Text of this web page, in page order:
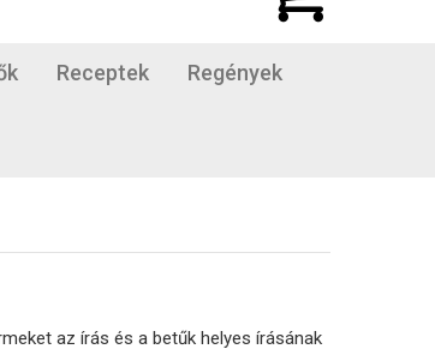
Receptek Regények
az írás és a betűk helyes írásának